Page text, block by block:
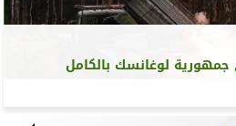
جمهورية لوغانسك بالكامل